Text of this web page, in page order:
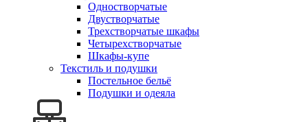
Одностворчатые
Двустворчатые
Трехстворчатые шкафы
Четырехстворчатые
Шкафы-купе
Текстиль и подушки
Постельное бельё
Подушки и одеяла